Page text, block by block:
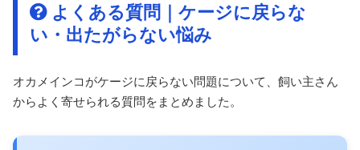
よくある質問｜ケージに戻らな
い・出たがらない悩み
オカメインコがケージに戻らない問題について、飼い主さん
からよく寄せられる質問をまとめました。